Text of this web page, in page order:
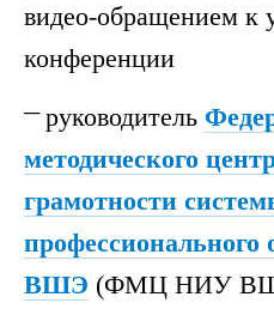
видео-обращением к
конференции
руководитель
методического
грамотности
ВШЭ (ФМЦ НИУ